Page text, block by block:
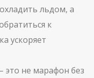
льдом, а
к
ускоряет
это не марафон без